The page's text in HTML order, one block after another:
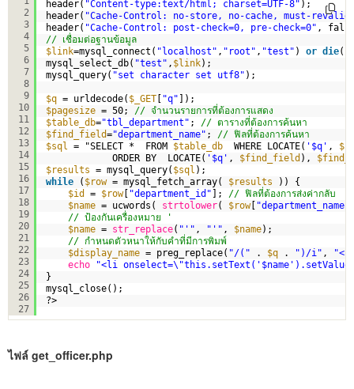
2
3
4
5
6
7
8
9
10
11
12
13
14
15
16
17
18
19
20
21
22
23
24
25
26
27
header( "Content-type:text/html; charset=UTF-8"
header( "Cache-Control: no-store, no-cache, must-
header( "Cache-Control: post-check=0, pre-check=0" ,
// เชื่อมต่อฐานข้อมูล
$link=mysql_connect( "localhost" , "root" , "test" ) or die(
mysql_select_db( "test" , $link);
mysql_query( "set character set utf8" );
$q = urldecode( $_GET [ "q" ]);
$pagesize = 50; // จำนวนรายการที่ต้องการแสดง
$table_db="tbl_department" ; // ตารางที่ต้องการค้นหา
$find_field="department_name" ; // ฟิลที่ต้องการค้นหา
$sql
= "SELECT *  FROM $table_db WHERE LOCATE( '$q' ,
ORDER BY  LOCATE( '$q' , $find_field ),
$results = mysql_query( $sql );
while
( $row = mysql_fetch_array( $results
)) {
$id
= $row[ "department_id" ]; // ฟิลที่ต้องการส่งค่ากลับ
$name = ucwords( strtolower( $row[ "department_name"
// ป้องกันเครื่องหมาย '
$name = str_replace( "'" , "'" , $name);
// กำหนดตัวหนาให้กับคำที่มีการพิมพ์
$display_name = preg_replace( "/(" . $q . ")/i" ,
echo
"<li
}
mysql_close();
?>
ไฟล์ get_officer.php